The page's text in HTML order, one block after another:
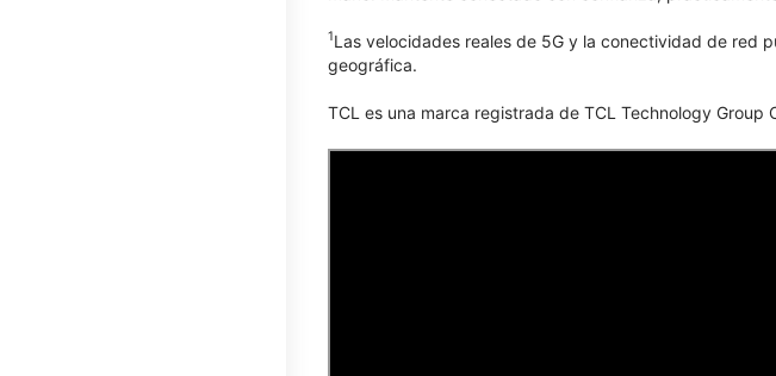
1Las velocidades reales de 5G y la conectividad de red
geográfica.
TCL​​​​​​​ es una marca registrada de TCL Technology Group